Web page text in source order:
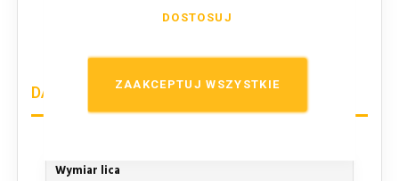
ZAAKCEPTUJ WSZYSTKIE
DOSTOSUJ
kierunku ewakuacji. Tablica w całości jest wykonana
DANE TECHNICZNE
Wymiar lica